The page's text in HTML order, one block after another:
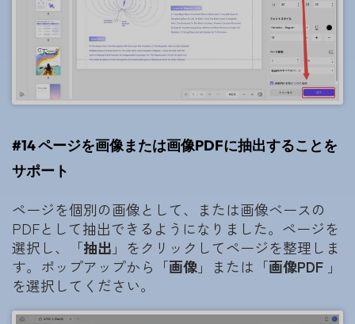
#14 ページを画像または画像PDFに抽出することを
サポート
ページを個別の画像として、または画像ベースの
PDFとして抽出できるようになりました。ページを
選択し、「抽出 」をクリックしてページを整理しま
す。ポップアップから「画像」または「画像PDF 」
を選択してください。